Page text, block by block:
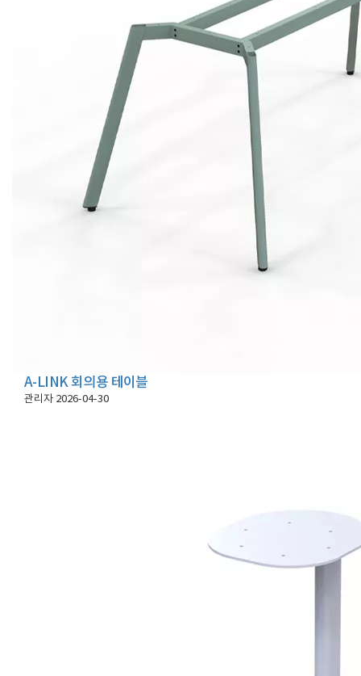
A-LINK 회의용 테이블
관리자 2026-04-30